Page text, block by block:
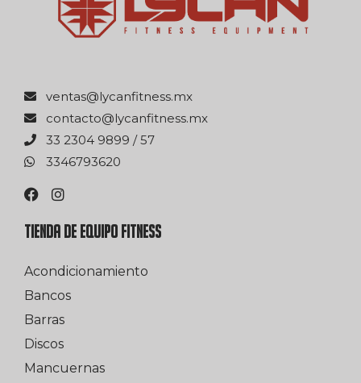
xm.ssentifnacyl@satnev
xm.ssentifnacyl@otcatnoc
75 / 9989 4032 33
0263976433
TIENDA DE EQUIPO FITNESS
Acondicionamiento
Bancos
Barras
Discos
Mancuernas